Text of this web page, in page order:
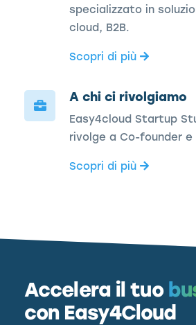
specializzato in
cloud, B2B.
Scopri di più
A chi ci rivolgiamo
Easy4cloud Startup
rivolge a Co-founder
Scopri di più
Accelera il tuo
con Easy4Cloud